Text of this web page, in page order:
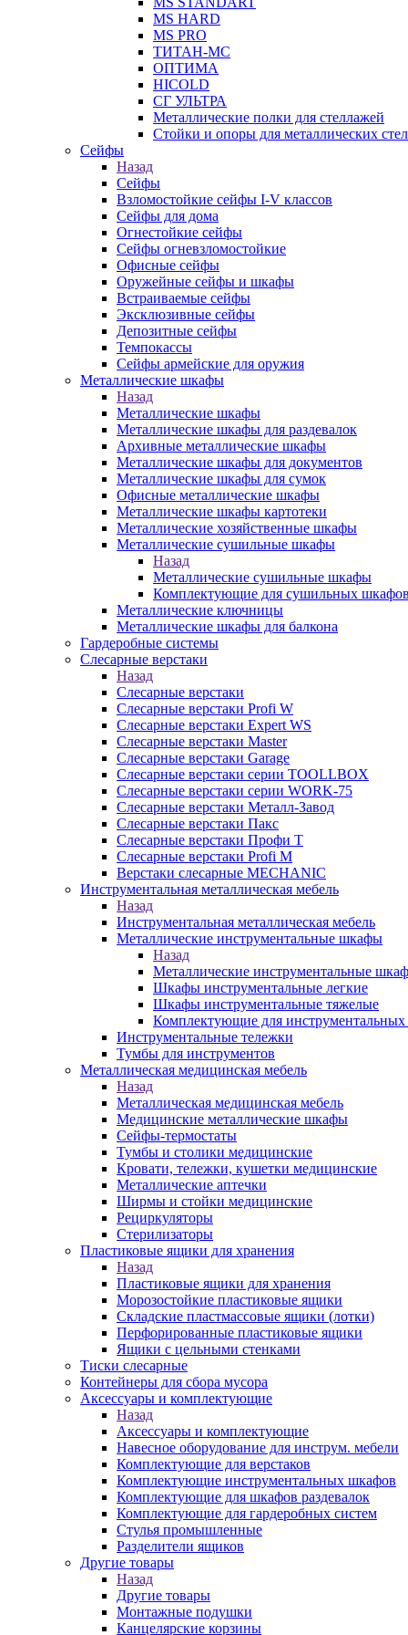
MS HARD
MS PRO
ТИТАН-МС
ОПТИМА
HICOLD
СГ УЛЬТРА
Металлические полки для стеллажей
Стойки и опоры для металлических
Сейфы
Назад
Сейфы
Взломостойкие сейфы I-V классов
Сейфы для дома
Огнестойкие сейфы
Сейфы огневзломостойкие
Офисные сейфы
Оружейные сейфы и шкафы
Встраиваемые сейфы
Эксклюзивные сейфы
Депозитные сейфы
Темпокассы
Сейфы армейские для оружия
Металлические шкафы
Назад
Металлические шкафы
Металлические шкафы для раздевалок
Архивные металлические шкафы
Металлические шкафы для документов
Металлические шкафы для сумок
Офисные металлические шкафы
Металлические шкафы картотеки
Металлические хозяйственные шкафы
Металлические сушильные шкафы
Назад
Металлические сушильные шкафы
Комплектующие для сушильных шкафов
Металлические ключницы
Металлические шкафы для балкона
Гардеробные системы
Слесарные верстаки
Назад
Слесарные верстаки
Слесарные верстаки Profi W
Слесарные верстаки Expert WS
Слесарные верстаки Master
Слесарные верстаки Garage
Слесарные верстаки серии TOOLLBOX
Слесарные верстаки серии WORK-75
Слесарные верстаки Металл-Завод
Слесарные верстаки Пакс
Слесарные верстаки Профи Т
Слесарные верстаки Profi M
Верстаки слесарные MECHANIC
Инструментальная металлическая мебель
Назад
Инструментальная металлическая мебель
Металлические инструментальные шкафы
Назад
Металлические инструментальные
Шкафы инструментальные легкие
Шкафы инструментальные тяжелые
Комплектующие для
Инструментальные тележки
Тумбы для инструментов
Металлическая медицинская мебель
Назад
Металлическая медицинская мебель
Медицинские металлические шкафы
Сейфы-термостаты
Тумбы и столики медицинские
Кровати, тележки, кушетки медицинские
Металлические аптечки
Ширмы и стойки медицинские
Рециркуляторы
Стерилизаторы
Пластиковые ящики для хранения
Назад
Пластиковые ящики для хранения
Морозостойкие пластиковые ящики
Складские пластмассовые ящики (лотки)
Перфорированные пластиковые ящики
Ящики с цельными стенками
Тиски слесарные
Контейнеры для сбора мусора
Аксессуары и комплектующие
Назад
Аксессуары и комплектующие
Навесное оборудование для инструм. мебели
Комплектующие для верстаков
Комплектующие инструментальных шкафов
Комплектующие для шкафов раздевалок
Комплектующие для гардеробных систем
Стулья промышленные
Разделители ящиков
Другие товары
Назад
Другие товары
Монтажные подушки
Канцелярские корзины